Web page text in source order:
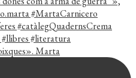
Marta